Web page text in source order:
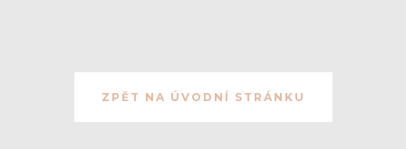
ZPĚT NA ÚVODNÍ STRÁNKU